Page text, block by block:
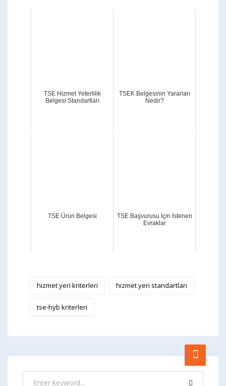
TSE Hizmet Yeterlilik
Belgesi Standartları
TSEK Belgesinin Yararları
Nedir?
TSE Ürün Belgesi
TSE Başvurusu İçin İstenen
Evraklar
hizmet yeri kriterleri hizmet yeri standartları
tse-hyb kriterleri